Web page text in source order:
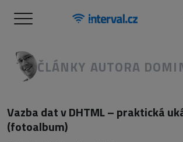
Menu
ČLÁNKY AUTORA
Vazba dat v DHTML – praktická
(fotoalbum)